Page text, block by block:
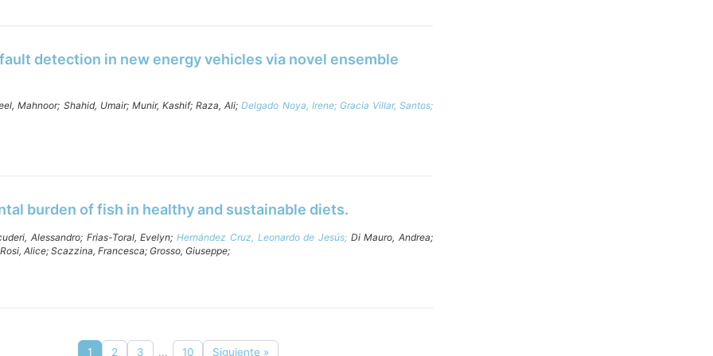
detection in new energy vehicles via novel ensemble
Mahnoor; Shahid, Umair; Munir, Kashif;Raza, Ali;Delgado Noya, Irene; Gracia Villar, Santos;
burden of fish in healthy and sustainable diets.
Alessandro; Frias-Toral, Evelyn;Hernández Cruz, Leonardo de Jesús; Di Mauro, Andrea;
Rosi, Alice; Scazzina, Francesca; Grosso, Giuseppe;
1 2 3 ... 10 Siguiente »